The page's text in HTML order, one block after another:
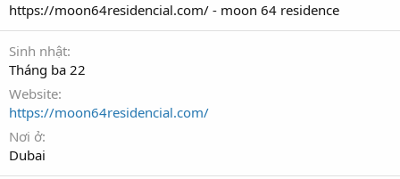
https://moon64residencial.com/ - moon 64 residence
Sinh nhật
Tháng ba 22
Website
https://moon64residencial.com/
Nơi ở
Dubai